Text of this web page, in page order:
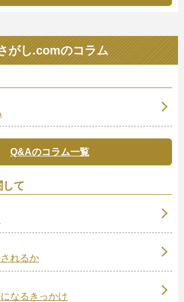
がし.comのコラム
Q&Aのコラム一覧
して
れるか
なるきっかけ